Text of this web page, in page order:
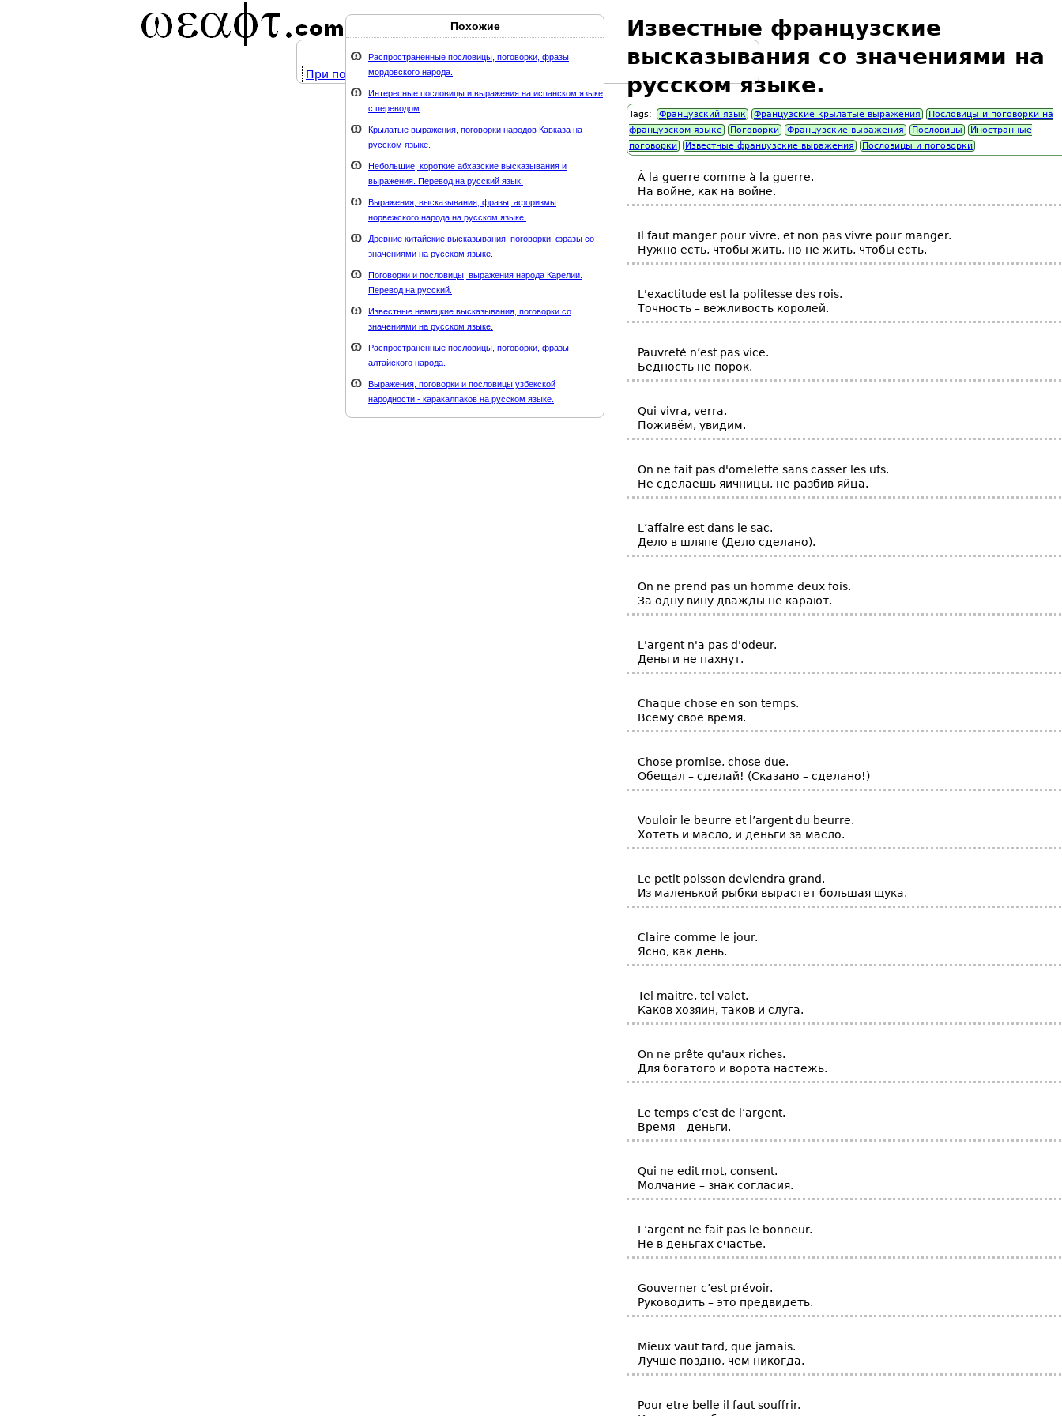
Известные французские
высказывания со значениями на
русском языке.
Tags: Французский язык Французские крылатые выражения
Пословицы и поговорки на
французском языке
Поговорки Французские выражения Пословицы
Иностранные
поговорки
Известные французские выражения Пословицы и поговорки
À la guerre comme à la guerre.
На войне, как на войне.
Il faut manger pour vivre, et non pas vivre pour manger.
Нужно есть, чтобы жить, но не жить, чтобы есть.
L'exactitude est la politesse des rois.
Точность – вежливость королей.
Pauvreté n’est pas vice.
Бедность не порок.
Qui vivra, verra.
Поживём, увидим.
On ne fait pas d'omelette sans casser les ufs.
Не сделаешь яичницы, не разбив яйца.
L’affaire est dans le sac.
Дело в шляпе (Дело сделано).
On ne prend pas un homme deux fois.
За одну вину дважды не карают.
L'argent n'a pas d'odeur.
Деньги не пахнут.
Chaque chose en son temps.
Всему свое время.
Chose promise, chose due.
Обещал – сделай! (Сказано – сделано!)
Vouloir le beurre et l’argent du beurre.
Хотеть и масло, и деньги за масло.
Le petit poisson deviendra grand.
Из маленькой рыбки вырастет большая щука.
Claire comme le jour.
Ясно, как день.
Tel maitre, tel valet.
Каков хозяин, таков и слуга.
On ne prête qu'aux riches.
Для богатого и ворота настежь.
Le temps c’est de l’argent.
Время – деньги.
Qui ne edit mot, consent.
Молчание – знак согласия.
L’argent ne fait pas le bonneur.
Не в деньгах счастье.
Gouverner c’est prévoir.
Руководить – это предвидеть.
Mieux vaut tard, que jamais.
Лучше поздно, чем никогда.
Pour etre belle il faut souffrir.
Похожие
Распространенные пословицы, поговорки, фразы
мордовского народа.
Интересные пословицы и выражения на испанском языке
с переводом
Крылатые выражения, поговорки народов Кавказа на
русском языке.
Небольшие, короткие абхазские высказывания и
выражения. Перевод на русский язык.
Выражения, высказывания, фразы, афоризмы
норвежского народа на русском языке.
Древние китайские высказывания, поговорки, фразы со
значениями на русском языке.
Поговорки и пословицы, выражения народа Карелии.
Перевод на русский.
Известные немецкие высказывания, поговорки со
значениями на русском языке.
Распространенные пословицы, поговорки, фразы
алтайского народа.
Выражения, поговорки и пословицы узбекской
народности - каракалпаков на русском языке.
При поддержке стихи-классиков.ru